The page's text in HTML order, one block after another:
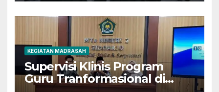
KEGIATAN MADRASAH
Supervisi Klinis Program
Guru Tranformasional di